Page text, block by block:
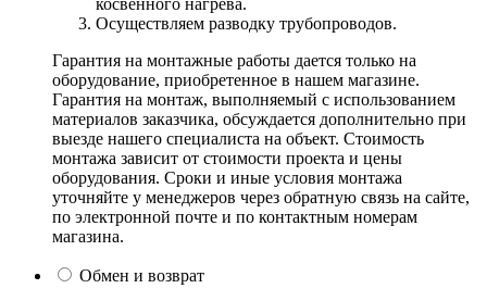
Осуществляем разводку трубопроводов.
Гарантия на монтажные работы дается только на
оборудование, приобретенное в нашем магазине.
Гарантия на монтаж, выполняемый с использованием
материалов заказчика, обсуждается дополнительно при
выезде нашего специалиста на объект. Стоимость
монтажа зависит от стоимости проекта и цены
оборудования. Сроки и иные условия монтажа
уточняйте у менеджеров через обратную связь на сайте,
по электронной почте и по контактным номерам
магазина.
Обмен и возврат